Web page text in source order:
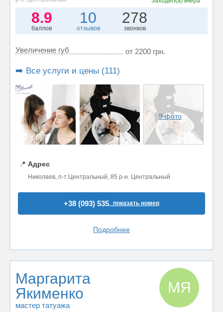
8.9
баллов
10
отзывов
278
звонков
Увеличение губ от 2200 грн.
➡️ Все услуги и цены (111)
9 фото
📍 Адрес
Николаев, п-т Центральный, 85 р-н. Центральный
+38 (093) 535..показать номер
Подробнее
Маргарита
Якименко
мастер татуажа
МЯ